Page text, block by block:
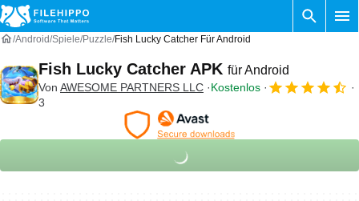
Android Spiele Puzzle Fish Lucky Catcher Für Android
Fish Lucky Catcher APK für Android
Von AWESOME PARTNERS LLC
Kostenlos
3